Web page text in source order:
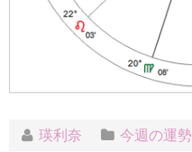
瑛利奈 今週の運勢